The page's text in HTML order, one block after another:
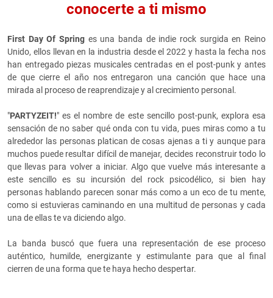
conocerte a ti mismo
First Day Of Spring es una banda de indie rock surgida en Reino
Unido, ellos llevan en la industria desde el 2022 y hasta la fecha nos
han entregado piezas musicales centradas en el post-punk y antes
de que cierre el año nos entregaron una canción que hace una
mirada al proceso de reaprendizaje y al crecimiento personal.
"PARTYZEIT!" es el nombre de este sencillo post-punk, explora esa
sensación de no saber qué onda con tu vida, pues miras como a tu
alrededor las personas platican de cosas ajenas a ti y aunque para
muchos puede resultar difícil de manejar, decides reconstruir todo lo
que llevas para volver a iniciar. Algo que vuelve más interesante a
este sencillo es su incursión del rock psicodélico, si bien hay
personas hablando parecen sonar más como a un eco de tu mente,
como si estuvieras caminando en una multitud de personas y cada
una de ellas te va diciendo algo.
La banda buscó que fuera una representación de ese proceso
auténtico, humilde, energizante y estimulante para que al final
cierren de una forma que te haya hecho despertar.